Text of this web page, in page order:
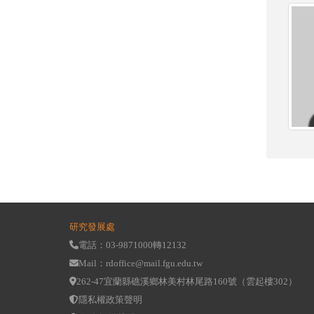
研究發展處
電話：03-9871000轉12132
Mail：rdoffice@mail.fgu.edu.tw
262-47宜蘭縣礁溪鄉林美村林尾路160號（雲起樓302）
隱私權政策聲明